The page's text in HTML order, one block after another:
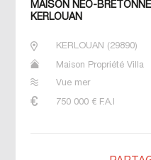
MAISON NEO-
KERLOUAN
KERLOUAN (29890)
Maison Propriété Villa
Vue mer
750 000€ F.A.I